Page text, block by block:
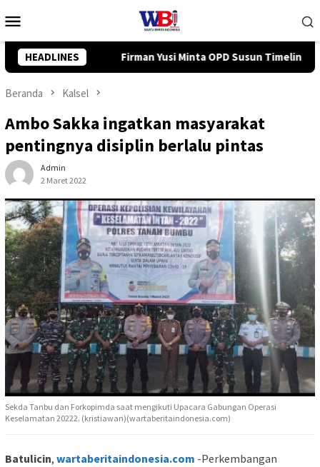
ke
Mobile
HEADLINES
Susun Timeline Anggaran 2027 Sejak Awal Tahun
Beranda Kalsel
Ambo Sakka ingatkan masyarakat
pentingnya disiplin berlalu pintas
Admin
2 Maret 2022
Sekda Tanbu dan Forkopimda saat mengikuti Upacara Gabungan Operasi
Keselamatan 20222. (kristiawan)(wartaberitaindonesia.com)
Batulicin, wartaberitaindonesia.com -Perkembangan